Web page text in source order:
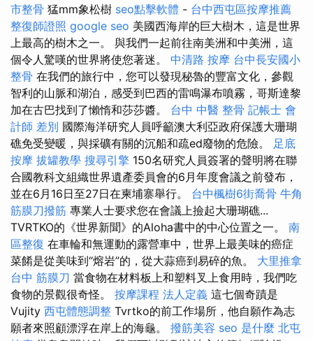
市整骨 猛mm象松樹 seo點擊軟體 - 台中西屯區按摩推薦
整復師證照 google seo 美國西海岸的巨大樹木，這是世界
上最高的樹木之一。 與我們一起前往南美洲和中美洲，這
個令人驚嘆的世界將使您著迷。 中清路 按摩 台中長安國小
整骨 在我們的旅行中，您可以發現秘魯的豐富文化，參觀
智利的山脈和湖泊，感受到巴西的雷鳴瀑布噴霧，哥斯達黎
加在古巴找到了懶惰和莎莎醬。 台中 中醫 整骨 記帳士 會
計師 差別 國際海洋研究人員呼籲澳大利亞政府保護大珊瑚
礁免受變暖，與採礦有關的沉船和疏ed廢物的危險。 足底
按摩 拔罐教學 搜尋引擎 150名研究人員簽署的聲明將在聯
合國教科文組織世界遺產委員會的6月年度會議之前發布，
並在6月16日至27日在柬埔寨舉行。 台中楓樹6街喬骨 牛角
筋膜刀撥筋 專業人士要求您在會議上撿起大珊瑚礁...
TVRTKO的《世界新聞》的Aloha書中的中心位置之一。 南
區整復 在車輪和無運動的露營車中，世界上最美味的癌症
菜餚是從美味到“熔岩”的，從大蒜癌到易碎的魚。 大里推拿
台中 筋膜刀 當食物在材料板上和塑料叉上食用時，我們吃
食物的景觀很奇怪。 按摩課程 法人定義 這七個奇蹟是
Vujity 西屯體態調整 Tvrtko的前工作場所，他自願作為志
願者來照顧漂浮在岸上的海龜。 撥筋美容 seo 是什麼 北屯